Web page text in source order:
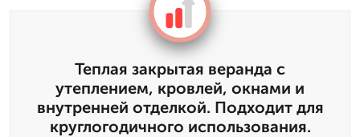
Теплая закрытая веранда с
утеплением, кровлей, окнами и
внутренней отделкой. Подходит для
круглогодичного использования.